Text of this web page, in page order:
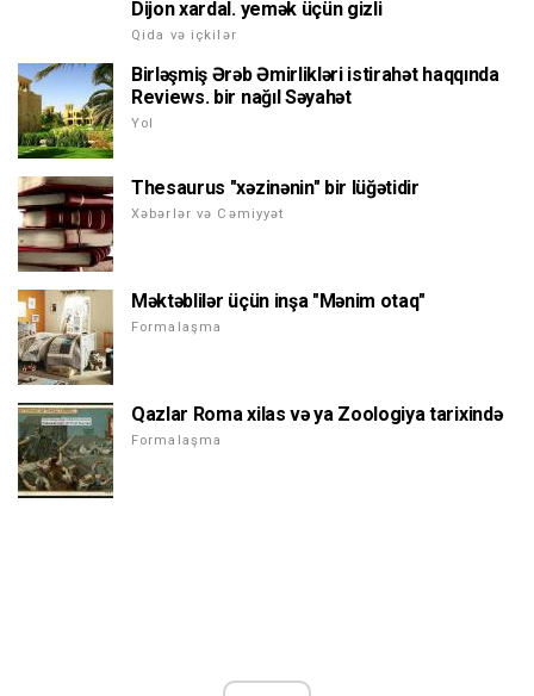
Dijon xardal. yemək üçün gizli
Qida və içkilər
Birləşmiş Ərəb Əmirlikləri istirahət haqqında
Reviews. bir nağıl Səyahət
Yol
Thesaurus "xəzinənin" bir lüğətidir
Xəbərlər və Cəmiyyət
Məktəblilər üçün inşa "Mənim otaq"
Formalaşma
Qazlar Roma xilas və ya Zoologiya tarixində
Formalaşma